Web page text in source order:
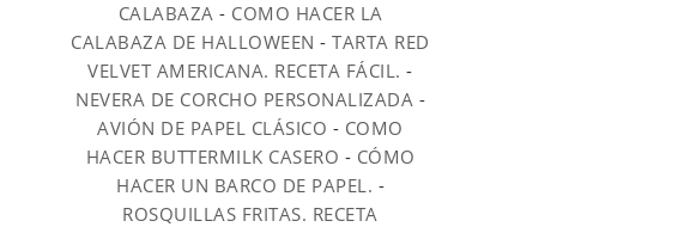
CALABAZA - COMO HACER LA
CALABAZA DE HALLOWEEN -TARTA RED
VELVET AMERICANA. RECETA FÁCIL. -
NEVERA DE CORCHO PERSONALIZADA -
AVIÓN DE PAPEL CLÁSICO - COMO
HACER BUTTERMILK CASERO - CÓMO
HACER UN BARCO DE PAPEL. -
ROSQUILLAS FRITAS. RECETA